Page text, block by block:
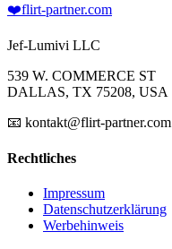
❤️flirt-partner.com
Jef-Lumivi LLC
539 W. COMMERCE ST
DALLAS, TX 75208, USA
📧 kontakt@flirt-partner.com
Rechtliches
Impressum
Datenschutzerklärung
Werbehinweis